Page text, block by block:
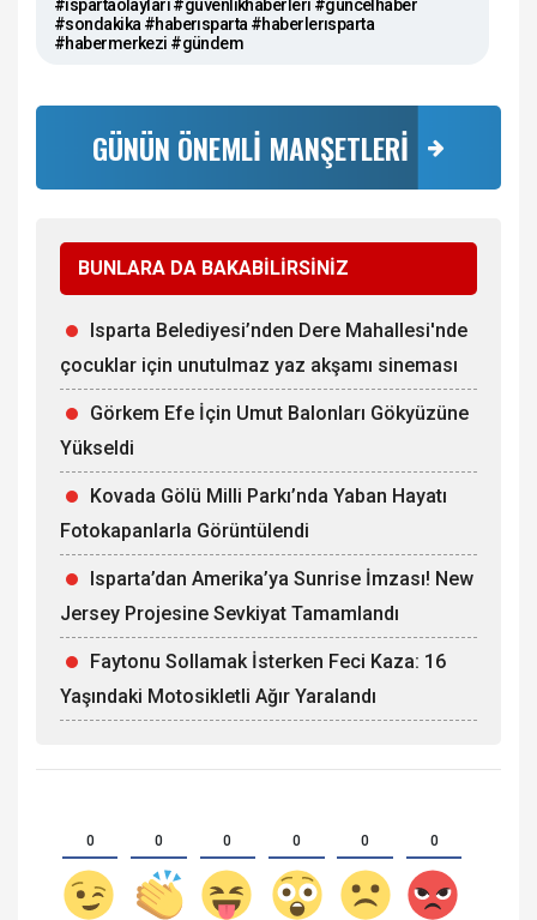
#ıspartaolayları #güvenlikhaberleri #güncelhaber
#sondakika #haberısparta #haberlerısparta
#habermerkezi #gündem
GÜNÜN ÖNEMLİ MANŞETLERİ
BUNLARA DA BAKABİLİRSİNİZ
Isparta Belediyesi’nden Dere Mahallesi'nde
çocuklar için unutulmaz yaz akşamı sineması
Görkem Efe İçin Umut Balonları Gökyüzüne
Yükseldi
Kovada Gölü Milli Parkı’nda Yaban Hayatı
Fotokapanlarla Görüntülendi
Isparta’dan Amerika’ya Sunrise İmzası! New
Jersey Projesine Sevkiyat Tamamlandı
Faytonu Sollamak İsterken Feci Kaza: 16
Yaşındaki Motosikletli Ağır Yaralandı
0 0 0 0 0 0